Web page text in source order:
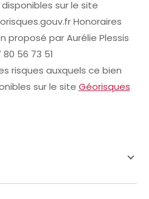
sur le site
Honoraires
proposé par Aurélie Plessis
56 73 51
risques auxquels ce bien
sur le site Géorisques